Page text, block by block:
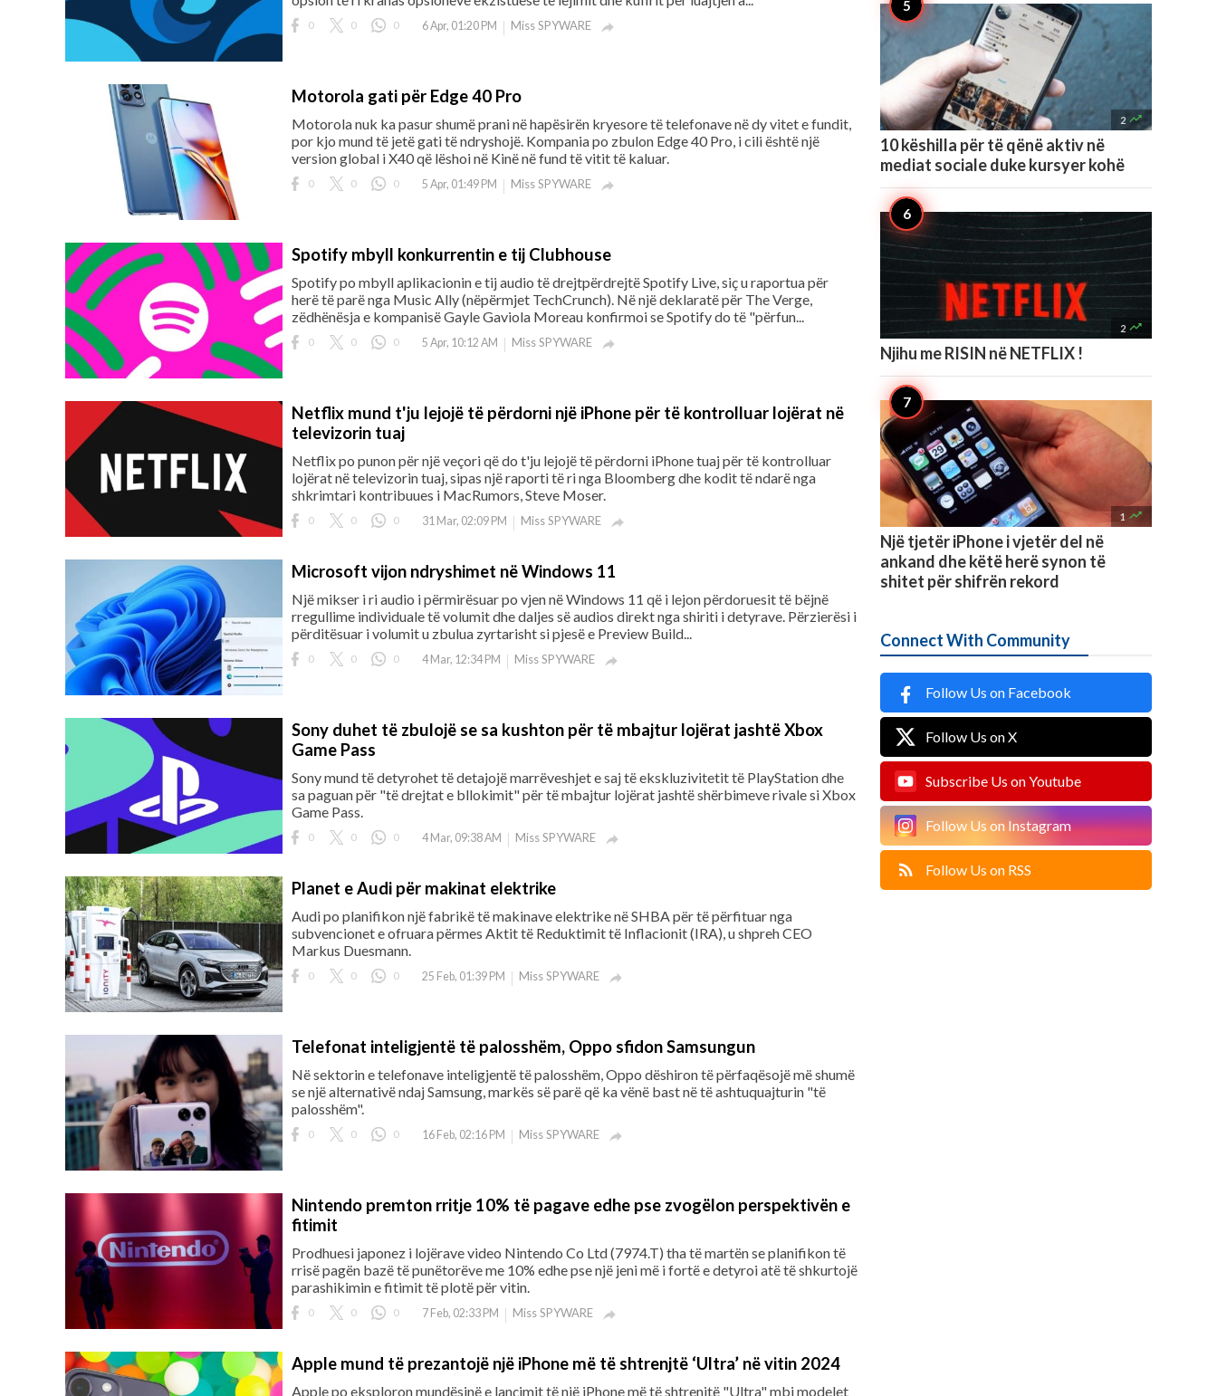
0 0 0 6 Apr, 01:20 PM Miss SPYWARE 
Motorola gati për Edge 40 Pro
Motorola nuk ka pasur shumë prani në hapësirën kryesore të telefonave në dy vitet e fundit,
por kjo mund të jetë gati të ndryshojë. Kompania po zbulon Edge 40 Pro, i cili është një
version global i X40 që lëshoi në Kinë në fund të vitit të kaluar.
0 0 0 5 Apr, 01:49 PM Miss SPYWARE 
Spotify mbyll konkurrentin e tij Clubhouse
Spotify po mbyll aplikacionin e tij audio të drejtpërdrejtë Spotify Live, siç u raportua për
herë të parë nga Music Ally (nëpërmjet TechCrunch). Në një deklaratë për The Verge,
zëdhënësja e kompanisë Gayle Gaviola Moreau konfirmoi se Spotify do të "përfun...
0 0 0 5 Apr, 10:12 AM Miss SPYWARE 
Netflix mund t'ju lejojë të përdorni një iPhone për të kontrolluar lojërat në
televizorin tuaj
Netflix po punon për një veçori që do t'ju lejojë të përdorni iPhone tuaj për të kontrolluar
lojërat në televizorin tuaj, sipas një raporti të ri nga Bloomberg dhe kodit të ndarë nga
shkrimtari kontribuues i MacRumors, Steve Moser.
0 0 0 31 Mar, 02:09 PM Miss SPYWARE 
Microsoft vijon ndryshimet në Windows 11
Një mikser i ri audio i përmirësuar po vjen në Windows 11 që i lejon përdoruesit të bëjnë
rregullime individuale të volumit dhe daljes së audios direkt nga shiriti i detyrave. Përzierësi i
përditësuar i volumit u zbulua zyrtarisht si pjesë e Preview Build...
0 0 0 4 Mar, 12:34 PM Miss SPYWARE 
Sony duhet të zbulojë se sa kushton për të mbajtur lojërat jashtë Xbox
Game Pass
Sony mund të detyrohet të detajojë marrëveshjet e saj të ekskluzivitetit të PlayStation dhe
sa paguan për "të drejtat e bllokimit" për të mbajtur lojërat jashtë shërbimeve rivale si Xbox
Game Pass.
0 0 0 4 Mar, 09:38 AM Miss SPYWARE 
Planet e Audi për makinat elektrike
Audi po planifikon një fabrikë të makinave elektrike në SHBA për të përfituar nga
subvencionet e ofruara përmes Aktit të Reduktimit të Inflacionit (IRA), u shpreh CEO
Markus Duesmann.
0 0 0 25 Feb, 01:39 PM Miss SPYWARE 
Telefonat inteligjentë të palosshëm, Oppo sfidon Samsungun
Në sektorin e telefonave inteligjentë të palosshëm, Oppo dëshiron të përfaqësojë më shumë
se një alternativë ndaj Samsung, markës së parë që ka vënë bast në të ashtuquajturin "të
palosshëm".
0 0 0 16 Feb, 02:16 PM Miss SPYWARE 
Nintendo premton rritje 10% të pagave edhe pse zvogëlon perspektivën e
fitimit
Prodhuesi japonez i lojërave video Nintendo Co Ltd (7974.T) tha të martën se planifikon të
rrisë pagën bazë të punëtorëve me 10% edhe pse një jeni më i fortë e detyroi atë të shkurtojë
parashikimin e fitimit të plotë për vitin.
0 0 0 7 Feb, 02:33 PM Miss SPYWARE 
Apple mund të prezantojë një iPhone më të shtrenjtë ‘Ultra’ në vitin 2024
Apple po eksploron mundësinë e lançimit të një iPhone më të shtrenjtë "Ultra" mbi modelet
2 
10 këshilla për të qënë aktiv në
mediat sociale duke kursyer kohë
2 
Njihu me RISIN në NETFLIX !
1 
Një tjetër iPhone i vjetër del në
ankand dhe këtë herë synon të
shitet për shifrën rekord
Connect With Community
Follow Us on Facebook
Follow Us on X
Subscribe Us on Youtube
Follow Us on Instagram
Follow Us on RSS